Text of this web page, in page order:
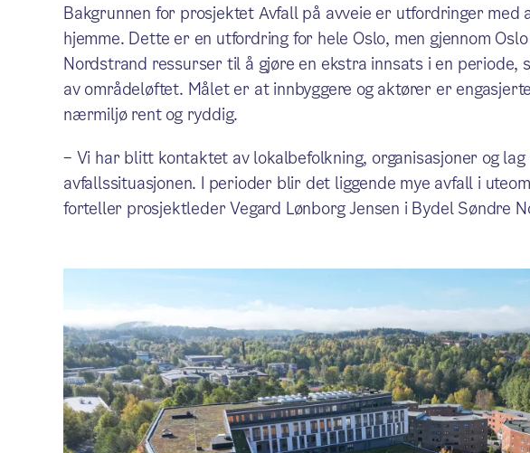
Bakgrunnen for prosjektet Avfall på avveie er utfordringer
hjemme. Dette er en utfordring for hele Oslo, men gjennom
Nordstrand ressurser til å gjøre en ekstra innsats i en periode,
av områdeløftet. Målet er at innbyggere og aktører er
nærmiljø rent og ryddig.
– Vi har blitt kontaktet av lokalbefolkning, organisasjoner og
avfallssituasjonen. I perioder blir det liggende mye avfall i
forteller prosjektleder Vegard Lønborg Jensen i Bydel Søndre